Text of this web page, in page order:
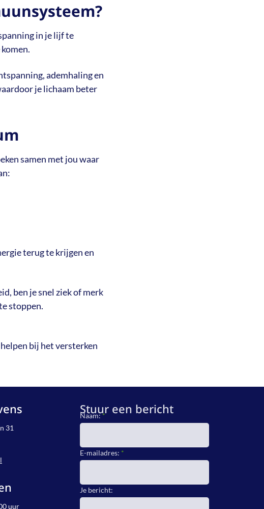
in je lijf te
ademhaling en
je lichaam beter
samen met jou waar
terug te krijgen en
ben je snel ziek of merk
stoppen.
bij het versterken
31
uur
Stuur een bericht
Naam:*
E-mailadres: *
Je bericht: